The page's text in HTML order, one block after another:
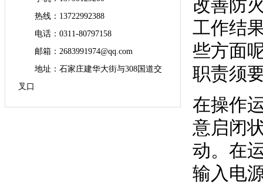
热线：13722992388
电话：0311-80797158
邮箱：2683991974@qq.com
地址：石家庄建华大街与308国道交
叉口
改善防
工作结
些方面
职责须
在操作
意启闭
动。在
输入电